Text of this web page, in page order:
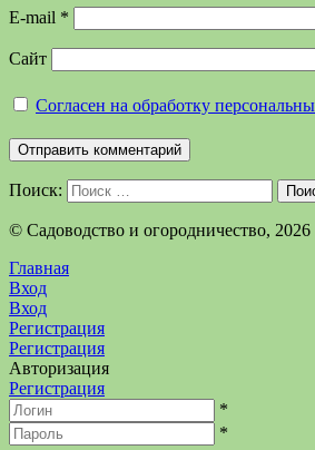
E-mail *
Сайт
Согласен на обработку
Поиск:
©️ Садоводство и огородничество, 2026
Главная
Вход
Вход
Регистрация
Регистрация
Авторизация
Регистрация
*
*